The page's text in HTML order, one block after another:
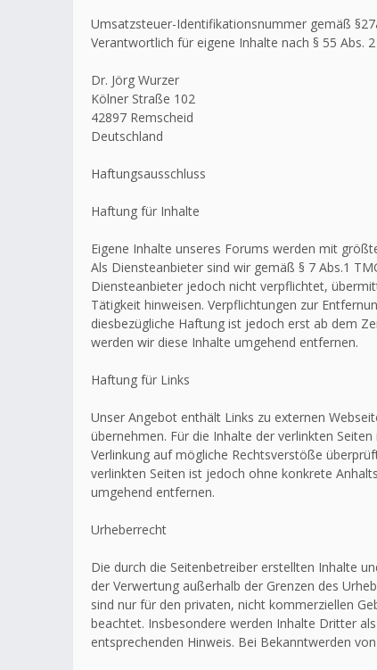
Umsatzsteuer-Identifikationsnummer gemäß
Verantwortlich für eigene Inhalte nach § 55 Abs. 2
Dr. Jörg Wurzer
Kölner Straße 102
42897 Remscheid
Deutschland
Haftungsausschluss
Haftung für Inhalte
Eigene Inhalte unseres Forums werden mit
Als Diensteanbieter sind wir gemäß § 7 Abs.1
Diensteanbieter jedoch nicht verpflichtet,
Tätigkeit hinweisen. Verpflichtungen zur
diesbezügliche Haftung ist jedoch erst ab dem
werden wir diese Inhalte umgehend entfernen.
Haftung für Links
Unser Angebot enthält Links zu externen
übernehmen. Für die Inhalte der verlinkten
Verlinkung auf mögliche Rechtsverstöße
verlinkten Seiten ist jedoch ohne konkrete
umgehend entfernen.
Urheberrecht
Die durch die Seitenbetreiber erstellten Inhalte
der Verwertung außerhalb der Grenzen des
sind nur für den privaten, nicht kommerziellen
beachtet. Insbesondere werden Inhalte Dritter
entsprechenden Hinweis. Bei Bekanntwerden